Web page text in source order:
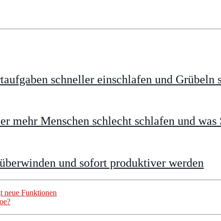
schneller einschlafen und Grübeln
mehr Menschen schlecht schlafen und
und sofort produktiver werden
neue Funktionen